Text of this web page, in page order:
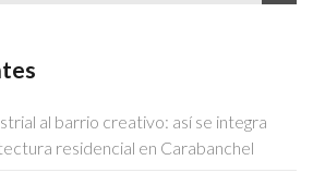
al barrio creativo: así se integra
residencial en Carabanchel